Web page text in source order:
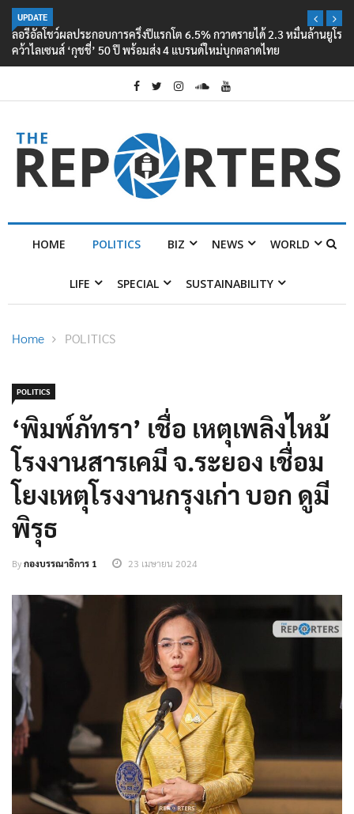
UPDATE
ลอรีอัลโชว์ผลประกอบการครึ่งปีแรกโต 6.5% กวาดรายได้ 2.3 หมื่นล้านยูโร
คว้าไลเซนส์ ‘กุชชี่’ 50 ปี พร้อมส่ง 4 แบรนด์ใหม่บุกตลาดไทย
HOME POLITICS BIZ NEWS WORLD
LIFE SPECIAL SUSTAINABILITY
Home POLITICS
POLITICS
‘พิมพ์ภัทรา’ เชื่อ เหตุเพลิงไหม้
โรงงานสารเคมี จ.ระยอง เชื่อม
โยงเหตุโรงงานกรุงเก่า บอก ดูมี
พิรุธ
Byกองบรรณาธิการ 1 23 เมษายน 2024